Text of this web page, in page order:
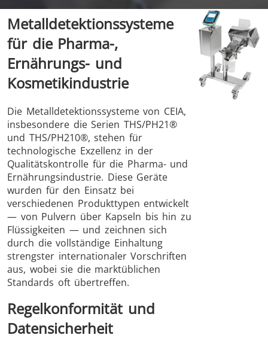
THS/FBB
THS/MBB
THS/GMS21
THS/G21
THS Production
4.0
MD-SCOPE
Metalldetektionssysteme
für die Pharma-,
Ernährungs- und
Kosmetikindustrie
Die Metalldetektionssysteme von CEIA,
insbesondere die Serien THS/PH21®
und THS/PH210®, stehen für
technologische Exzellenz in der
Qualitätskontrolle für die Pharma- und
Ernährungsindustrie. Diese Geräte
wurden für den Einsatz bei
verschiedenen Produkttypen entwickelt
— von Pulvern über Kapseln bis hin zu
Flüssigkeiten — und zeichnen sich
durch die vollständige Einhaltung
strengster internationaler Vorschriften
aus, wobei sie die marktüblichen
Standards oft übertreffen.
Regelkonformität und
Datensicherheit